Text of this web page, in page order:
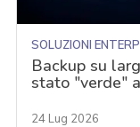
SOLUZIONI
Backup su
stato "verde"
24 Lug 2026